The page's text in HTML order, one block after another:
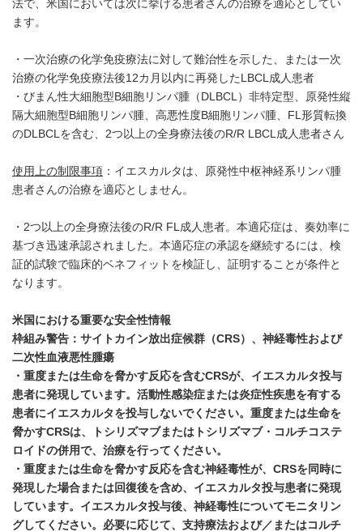
法で、米国においては次に挙げる患者さんの治療を適応としてい
ます。
・一次治療の化学免疫療法に対して難治性を示した、または一次
治療の化学免疫療法後12カ月以内に再発したLBCL成人患者
・びまん性大細胞型B細胞リンパ腫（DLBCL）非特定型、原発性縦
隔大細胞型B細胞リンパ腫、高悪性度B細胞リンパ腫、FL形質転換
のDLBCLを含む、2つ以上の全身療法後のR/R LBCL成人患者さん
使用上の制限事項 ：イエスカルタは、原発性中枢神経系リンパ腫
患者さんの治療を適応としません。
・2つ以上の全身療法後のR/R FL成人患者。本適応症は、奏効率に
基づき迅速承認されました。本適応症の承認を継続するには、検
証的試験で臨床的ベネフィットを検証し、証明することが条件と
なります。
米国における重要な安全性情報
枠組み警告：サイトカイン放出症候群（CRS）、神経毒性および
二次性血液悪性腫瘍
・重度または生命を脅かす反応を含むCRSが、イエスカルタ投与
患者に発現しています。活動性感染症または炎症性疾患を有する
患者にイエスカルタを投与しないでください。重度または生命を
脅かすCRSは、トシリズマブまたはトシリズマブ・コルチコステ
ロイドの併用で、治療を行ってください。
・重度または生命を脅かす反応を含む神経毒性が、 CRSを同時に
発現した場合または回復後を含め、イエスカルタ投与患者に発現
しています。イエスカルタ投与後、神経毒性についてモニタリン
グしてください。必要に応じて、支持療法および／またはコルチ